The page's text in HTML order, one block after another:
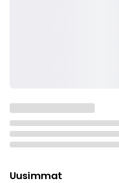
Uusimmat